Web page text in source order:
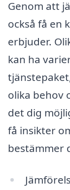
Genom att
också få en
erbjuder.
kan ha
olika behov
det dig
få insikter
bestämmer